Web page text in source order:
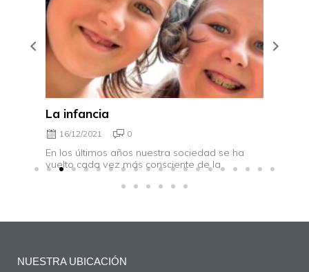
La infancia
16/12/2021 0
En los últimos años nuestra sociedad se ha
vuelto cada vez más consciente de la
NUESTRA UBICACIÓN